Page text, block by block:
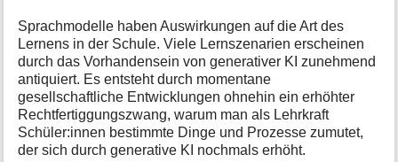
Sprachmodelle haben Auswirkungen auf die Art des
Lernens in der Schule. Viele Lernszenarien erscheinen
durch das Vorhandensein von generativer KI zunehmend
antiquiert. Es entsteht durch momentane
gesellschaftliche Entwicklungen ohnehin ein erhöhter
Rechtfertiggungszwang, warum man als Lehrkraft
Schüler:innen bestimmte Dinge und Prozesse zumutet,
der sich durch generative KI nochmals erhöht.